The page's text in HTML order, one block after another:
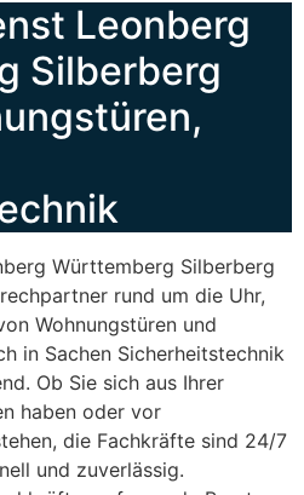
Leonberg
Silberberg
Württemberg Silberberg
rund um die Uhr,
Wohnungstüren und
in Sachen Sicherheitstechnik
Ob Sie sich aus Ihrer
haben oder vor
die Fachkräfte sind 24/7
und zuverlässig.